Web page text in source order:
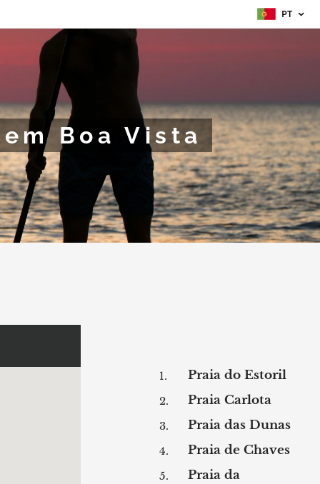
PT
Boa Vista
Praia do Estoril
Praia Carlota
Praia das Dunas
Praia de Chaves
Praia da